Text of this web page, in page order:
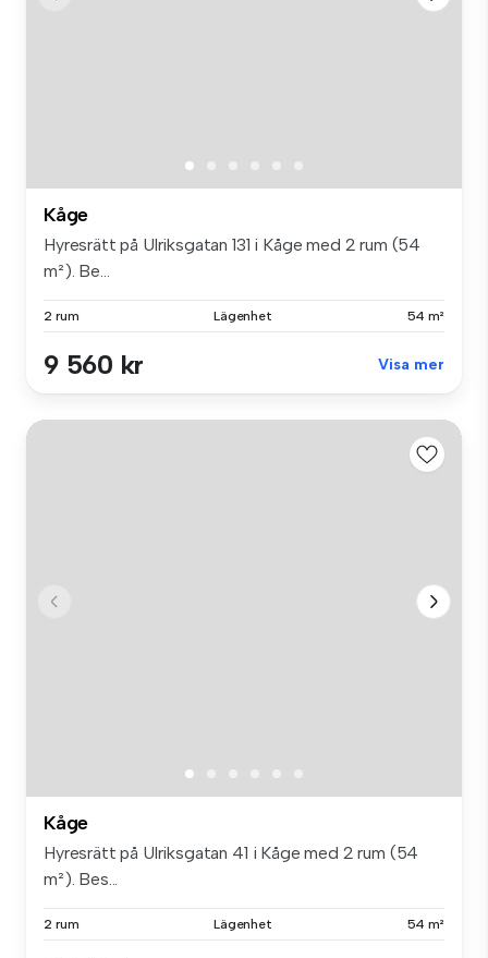
Kåge
Hyresrätt på Ulriksgatan 131 i Kåge med 2 rum (54
m²). Be...
2 rum Lägenhet 54 m²
9 560 kr Visa mer
Kåge
Hyresrätt på Ulriksgatan 41 i Kåge med 2 rum (54
m²). Bes...
2 rum Lägenhet 54 m²